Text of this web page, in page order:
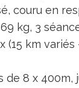
couru en
kg, 3
(15 km
8 x 400m,